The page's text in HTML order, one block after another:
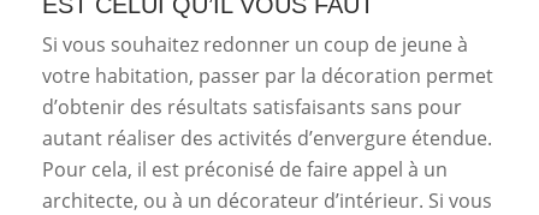
Si vous souhaitez redonner un coup de jeune à
votre habitation, passer par la décoration permet
d’obtenir des résultats satisfaisants sans pour
autant réaliser des activités d’envergure étendue.
Pour cela, il est préconisé de faire appel à un
architecte, ou à un décorateur d’intérieur. Si vous